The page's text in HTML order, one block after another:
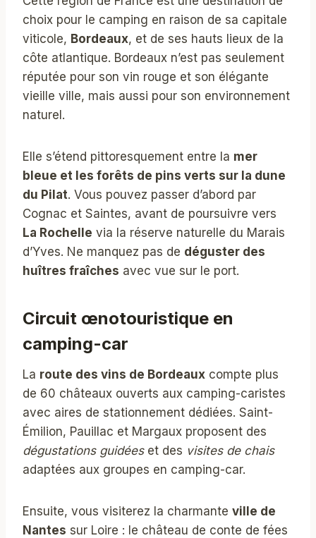
choix pour le camping en raison de sa capitale
viticole, Bordeaux, et de ses hauts lieux de la
côte atlantique. Bordeaux n’est pas seulement
réputée pour son vin rouge et son élégante
vieille ville, mais aussi pour son environnement
naturel.
Elle s’étend pittoresquement entre la mer
bleue et les forêts de pins verts sur la dune
du Pilat. Vous pouvez passer d’abord par
Cognac et Saintes, avant de poursuivre vers
La Rochelle via la réserve naturelle du Marais
d’Yves. Ne manquez pas de déguster des
huîtres fraîches avec vue sur le port.
Circuit œnotouristique en
camping-car
La route des vins de Bordeaux compte plus
de 60 châteaux ouverts aux camping-caristes
avec aires de stationnement dédiées. Saint-
Émilion, Pauillac et Margaux proposent des
dégustations guidéeset des visites de chais
adaptées aux groupes en camping-car.
Ensuite, vous visiterez la charmante ville de
Nantes sur Loire : le château de conte de fées